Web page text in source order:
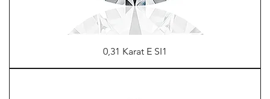
0,31 Karat E SI1